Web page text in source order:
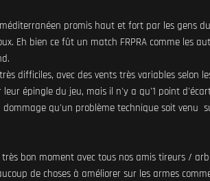
promis haut et fort par les gens
Eh bien ce fût un match FRPRA comme les
difficiles, avec des vents très variables selon
épingle du jeu, mais il n'y a qu'1 point
qu'un problème technique soit venu
bon moment avec tous nos amis tireurs /
de choses à améliorer sur les armes